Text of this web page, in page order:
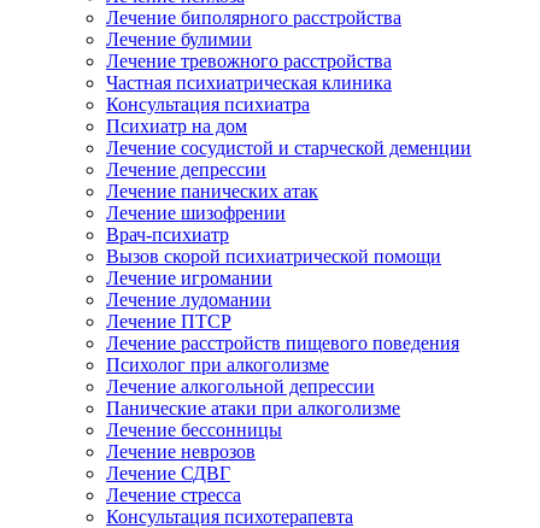
Лечение биполярного расстройства
Лечение булимии
Лечение тревожного расстройства
Частная психиатрическая клиника
Консультация психиатра
Психиатр на дом
Лечение сосудистой и старческой деменции
Лечение депрессии
Лечение панических атак
Лечение шизофрении
Врач-психиатр
Вызов скорой психиатрической помощи
Лечение игромании
Лечение лудомании
Лечение ПТСР
Лечение расстройств пищевого поведения
Психолог при алкоголизме
Лечение алкогольной депрессии
Панические атаки при алкоголизме
Лечение бессонницы
Лечение неврозов
Лечение СДВГ
Лечение стресса
Консультация психотерапевта